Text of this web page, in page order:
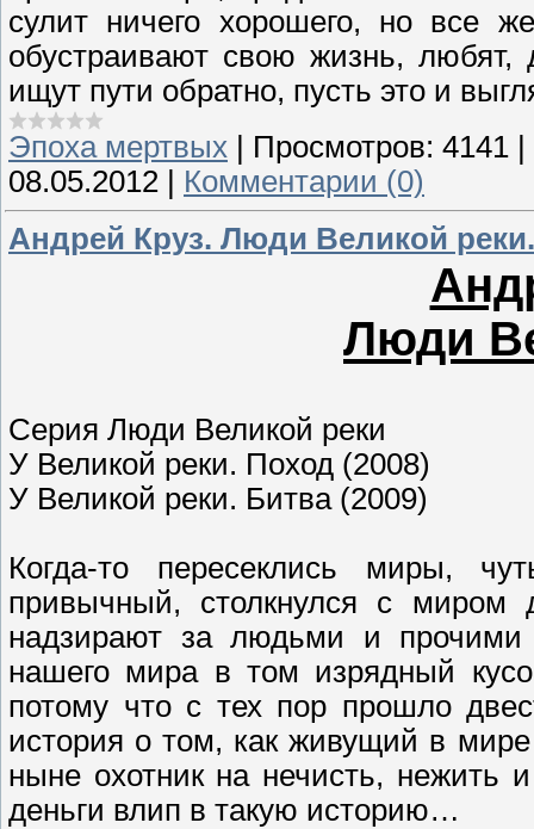
сулит ничего хорошего, но все
обустраивают свою жизнь,
ищут пути обратно, пусть это и
Эпоха мертвых
Просмотров: 4141
08.05.2012
Комментарии (0)
Андрей Круз. Люди Великой реки.
Люди
Серия Люди Великой реки
У Великой реки. Поход (2008)
У Великой реки. Битва (2009)
Когда-то пересеклись миры,
привычный, столкнулся с миром
надзирают за людьми и
нашего мира в том изрядный
потому что с тех пор прошло
история о том, как живущий в
ныне охотник на нечисть, нежить
деньги влип в такую историю…